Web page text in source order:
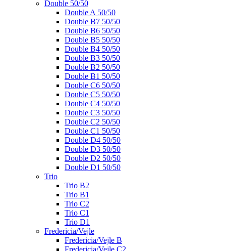
Double 50/50
Double A 50/50
Double B7 50/50
Double B6 50/50
Double B5 50/50
Double B4 50/50
Double B3 50/50
Double B2 50/50
Double B1 50/50
Double C6 50/50
Double C5 50/50
Double C4 50/50
Double C3 50/50
Double C2 50/50
Double C1 50/50
Double D4 50/50
Double D3 50/50
Double D2 50/50
Double D1 50/50
Trio
Trio B2
Trio B1
Trio C2
Trio C1
Trio D1
Fredericia/Vejle
Fredericia/Vejle B
Fredericia/Vejle C2